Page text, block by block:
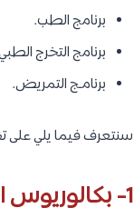
برنامج الطب.
برنامج التخرج
برنامـج التمريض.
سنتعرف فيما يلي على
1- بكالوريوس الطب: